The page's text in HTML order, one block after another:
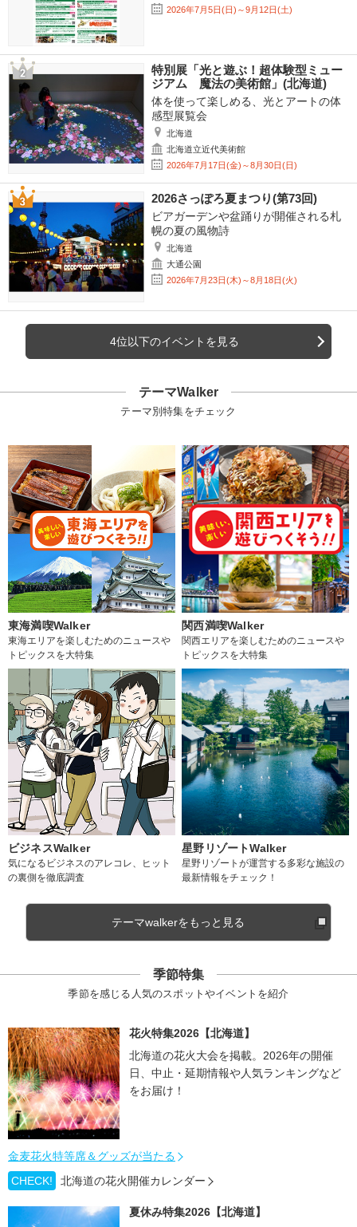
2026年7月5日(日)～9月12日(土)
特別展「光と遊ぶ！超体験型ミュー
ジアム 魔法の美術館」(北海道)
体を使って楽しめる、光とアートの体
感型展覧会
北海道
北海道立近代美術館
2026年7月17日(金)～8月30日(日)
2026さっぽろ夏まつり(第73回)
ビアガーデンや盆踊りが開催される札
幌の夏の風物詩
北海道
大通公園
2026年7月23日(木)～8月18日(火)
4位以下のイベントを見る
テーマWalker
テーマ別特集をチェック
東海満喫Walker
東海エリアを楽しむためのニュースや
トピックスを大特集
関西満喫Walker
関西エリアを楽しむためのニュースや
トピックスを大特集
ビジネスWalker
気になるビジネスのアレコレ、ヒット
の裏側を徹底調査
星野リゾートWalker
星野リゾートが運営する多彩な施設の
最新情報をチェック！
テーマwalkerをもっと見る
季節特集
季節を感じる人気のスポットやイベントを紹介
花火特集2026【北海道】
北海道の花火大会を掲載。2026年の開催
日、中止・延期情報や人気ランキングなど
をお届け！
金麦花火特等席＆グッズが当たる
CHECK!
北海道の花火開催カレンダー
夏休み特集2026【北海道】